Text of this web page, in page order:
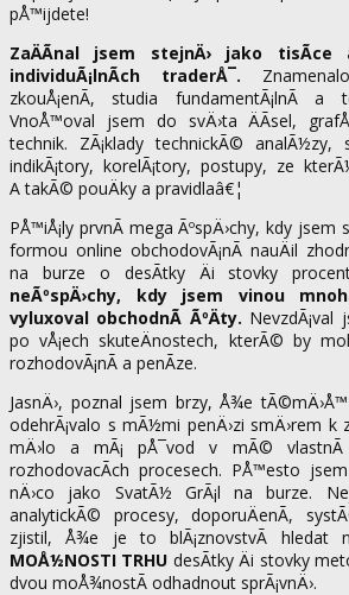
pÅ™ijdete!
ZaÄÃ­nal jsem stejnÄ› jako tisÃ­ce
individuÃ¡lnÃ­ch traderÅ¯.
zkouÅ¡enÃ­, studia fundamentÃ¡lnÃ­ a
VnoÅ™oval jsem do svÄ›ta ÄÃ­sel,
technik. ZÃ¡klady technickÃ© analÃ½zy,
indikÃ¡tory, korelÃ¡tory, postupy, ze
A takÃ© pouÄky a pravidlaâ€¦
PÅ™iÅ¡ly prvnÃ­ mega ÃºspÄ›chy, kdy jsem
formou online obchodovÃ¡nÃ­ nauÄil
na burze o desÃ­tky Äi stovky
neÃºspÄ›chy, kdy jsem vinou
vyluxoval obchodnÃ­ ÃºÄty.
po vÅ¡ech skuteÄnostech, kterÃ© by
rozhodovÃ¡nÃ­ a penÃ­ze.
JasnÄ›, poznal jsem brzy, Å¾e
odehrÃ¡valo s mÃ½mi penÄ›zi smÄ›rem k
mÄ›lo a mÃ¡ pÅ¯vod v mÃ©
rozhodovacÃ­ch procesech. PÅ™esto
nÄ›co jako SvatÃ½ GrÃ¡l na burze.
analytickÃ© procesy, doporuÄenÃ­,
zjistil, Å¾e je to blÃ¡znovstvÃ­ hledat
MOÅ½NOSTI TRHU desÃ­tky Äi stovky
dvou moÅ¾nostÃ­ odhadnout sprÃ¡vnÄ›.